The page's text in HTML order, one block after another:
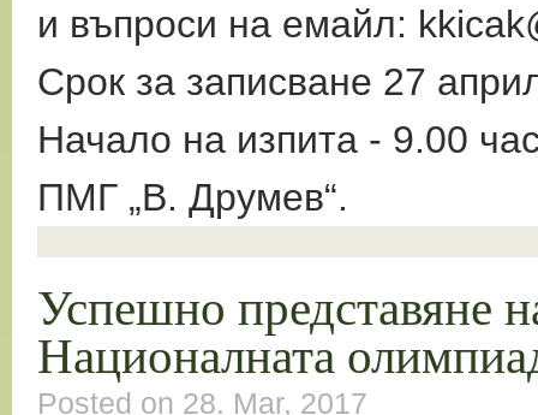
и въпроси на емайл:
Срок за записване 27
Начало на изпита - 9.00
ПМГ „В. Друмев“.
Успешно представяне
Националната
Posted on 28. Mar, 2017